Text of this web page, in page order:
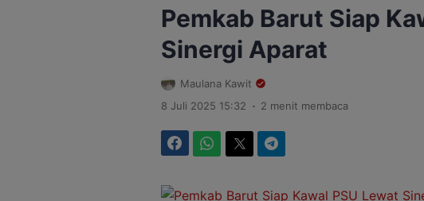
Pemkab Barut Siap
Sinergi Aparat
Maulana Kawit
8 Juli 2025 15:32 . 2 menit membaca